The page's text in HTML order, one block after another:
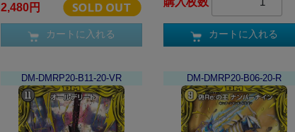
2,480円
カートに入れる カートに入れる
DM-DMRP20-B11-20-VR DM-DMRP20-B06-20-R